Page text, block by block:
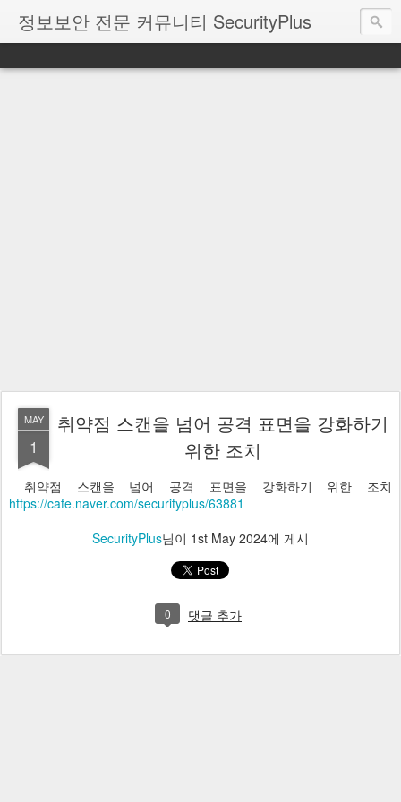
정보보안 전문 커뮤니티 SecurityPlus
MAY
1
취약점 스캔을 넘어 공격 표면을 강화하기
위한 조치
취약점 스캔을 넘어 공격 표면을 강화하기 위한 조치
https://cafe.naver.com/securityplus/63881
SecurityPlus님이 1st May 2024에 게시
0 댓글 추가